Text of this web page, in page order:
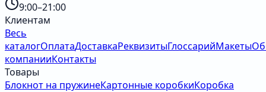
9:00–21:00
Клиентам
Весь
каталогОплатаДоставкаРеквизитыГлоссарийМакеты
компанииКонтакты
Товары
Блокнот на пружинеКартонные коробкиКоробка